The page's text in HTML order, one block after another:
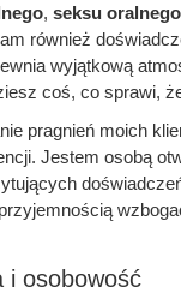
, seksu
również
wyjątkową
coś, co sprawi,
pragnień moich
Jestem osobą
i osobowość